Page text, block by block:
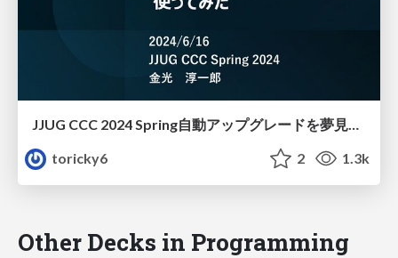
toricky6
2 1.3k
Other Decks in Programming